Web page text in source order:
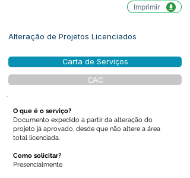
Imprimir
Alteração de Projetos Licenciados
Carta de Serviços
CAC
O que é o serviço?
Documento expedido a partir da alteração do
projeto já aprovado, desde que não altere a área
total licenciada.
Como solicitar?
Presencialmente